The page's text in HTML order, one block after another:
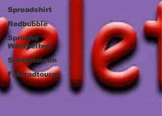
Spreadshirt
Redbubble
Sprüche
Weisheiten
Städtetouren
Fahrradtouren